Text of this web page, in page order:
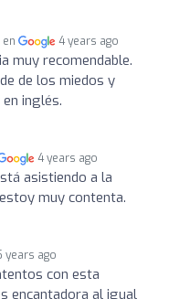
en 4 years ago
muy recomendable.
de los miedos y
inglés.
4 years ago
asistiendo a la
muy contenta.
years ago
con esta
encantadora al igual